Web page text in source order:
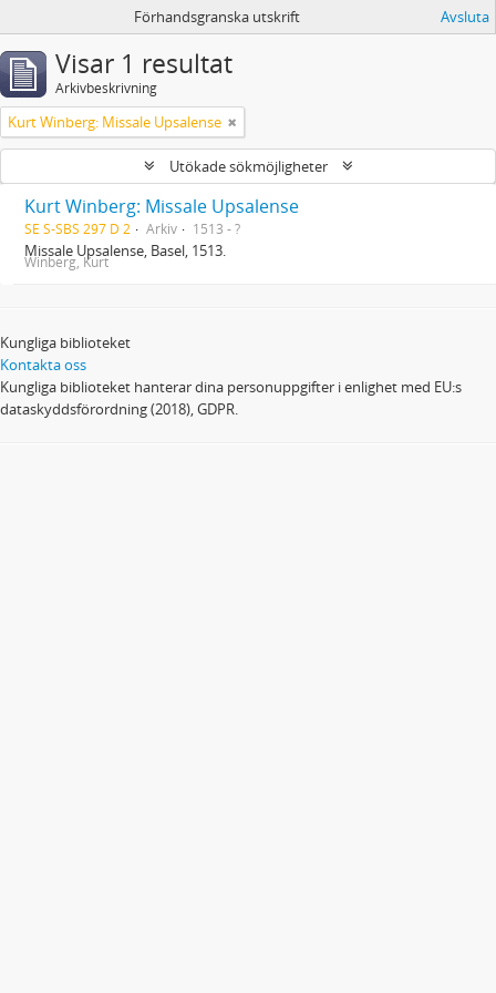
Förhandsgranska utskrift Avsluta
Visar 1 resultat
Arkivbeskrivning
Kurt Winberg: Missale Upsalense
Utökade sökmöjligheter
Kurt Winberg: Missale Upsalense
SE S-SBS 297 D 2 Arkiv 1513 - ?
Missale Upsalense, Basel, 1513.
Winberg, Kurt
Kungliga biblioteket
Kontakta oss
Kungliga biblioteket hanterar dina personuppgifter i enlighet med EU:s
dataskyddsförordning (2018), GDPR.